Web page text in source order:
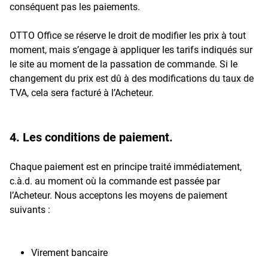
conséquent pas les paiements.
OTTO Office se réserve le droit de modifier les prix à tout
moment, mais s’engage à appliquer les tarifs indiqués sur
le site au moment de la passation de commande. Si le
changement du prix est dû à des modifications du taux de
TVA, cela sera facturé à l’Acheteur.
4. Les conditions de paiement.
Chaque paiement est en principe traité immédiatement,
c.à.d. au moment où la commande est passée par
l’Acheteur. Nous acceptons les moyens de paiement
suivants :
Virement bancaire